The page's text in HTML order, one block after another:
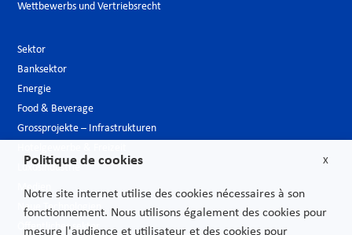
Wettbewerbs und Vertriebsrecht
Sektor
Banksektor
Energie
Food & Beverage
Grossprojekte – Infrastrukturen
Luxusindustrie
Medien
Neue Technologien
Öffentlicher sektor
X
Politique de cookies
Notre site internet utilise des cookies nécessaires à son
fonctionnement. Nous utilisons également des cookies pour
mesure l'audience et utilisateur et des cookies pour